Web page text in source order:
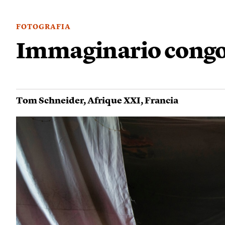
FOTOGRAFIA
Immaginario
Tom Schneider,Afrique XXI,Francia